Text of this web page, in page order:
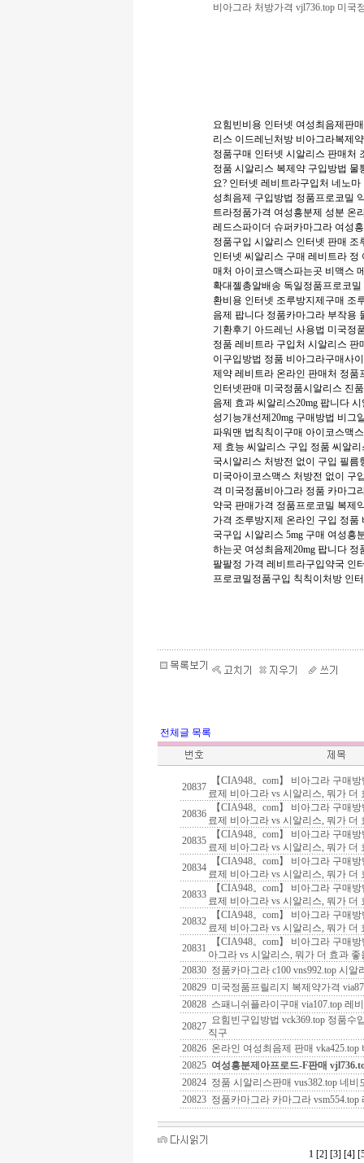
비아그라 처방가격 vjl736.top 미국
요힘빈비용 인터넷 여성최음제판
리스 이드레닌처방 비아그라복제
정품구매 인터넷 시알리스 판매처
정품 시알리스 복제약 구입방법 물
요? 인터넷 레비트라구입처 네노마
성최음제 구입방법 정품프로코밀
트라정품가격 여성흥분제 성분 온
레드스파이더 슈퍼카마그라 여성
정품구입 시알리스 인터넷 판매 조
인터넷 씨알리스 구매 레비트라 정
매처 아이코스맥스파는곳 비맥스
확대젤총알배송 독일정품프로코
환비용 인터넷 조루방지제구매 조
음제 팝니다 정품카마그라 부작용
기환후기 아드레닌 사용법 미국정
정품 레비트라 구입처 시알리스 판
이구입방법 정품 비아그라구매사
제약 레비트라 온라인 판매처 정품
인터넷판매 미국정품시알리스 진
음제 효과 씨알리스20mg 팝니다 시
성기능개선제20mg 구매방법 비그
파워맨 법칙칙이구매 아이코스맥
제 효능 씨알리스 구입 정품 씨알
국시알리스 처방전 없이 구입 필름
미국아이코스맥스 처방전 없이 구
격 미국정품비아그라 정품 카마그
약국 판매가격 정품프로코밀 복제
가격 조루방지제 온라인 구입 정품
국구입 시알리스 5mg 구매 여성흥
하는곳 여성최음제20mg 팝니다 정
팔팔정 가격 레비트라구입약국 인
프로코밀정품구입 칙칙이처방 인
전체글 목록
20837
【CIA948。com】 비아그라 구매
료제 비아그라 vs 시알리스, 뭐가 더
20836
【CIA948。com】 비아그라 구매
료제 비아그라 vs 시알리스, 뭐가 더
20835
【CIA948。com】 비아그라 구매
료제 비아그라 vs 시알리스, 뭐가 더
20834
【CIA948。com】 비아그라 구매
료제 비아그라 vs 시알리스, 뭐가 더
20833
【CIA948。com】 비아그라 구매
료제 비아그라 vs 시알리스, 뭐가 더
20832
【CIA948。com】 비아그라 구매
료제 비아그라 vs 시알리스, 뭐가 더
20831
【CIA948。com】 비아그라 구매
아그라 vs 시알리스, 뭐가 더 효과 좋
20830 정품카마그라 c100 vns992.top 시
20829 미국정품프릴리지 복제약가격
20828 스패니쉬플라이구매 via107.top 레
20827
요힘빈구입방법 vck369.top 정품수
직구
20826 온라인 여성최음제 판매
20825 여성흥분제아프로드-F판매
20824 정품 시알리스판매 vus382.top 네비
20823 정품카마그라 카마그라
1 [2] [3] [4]